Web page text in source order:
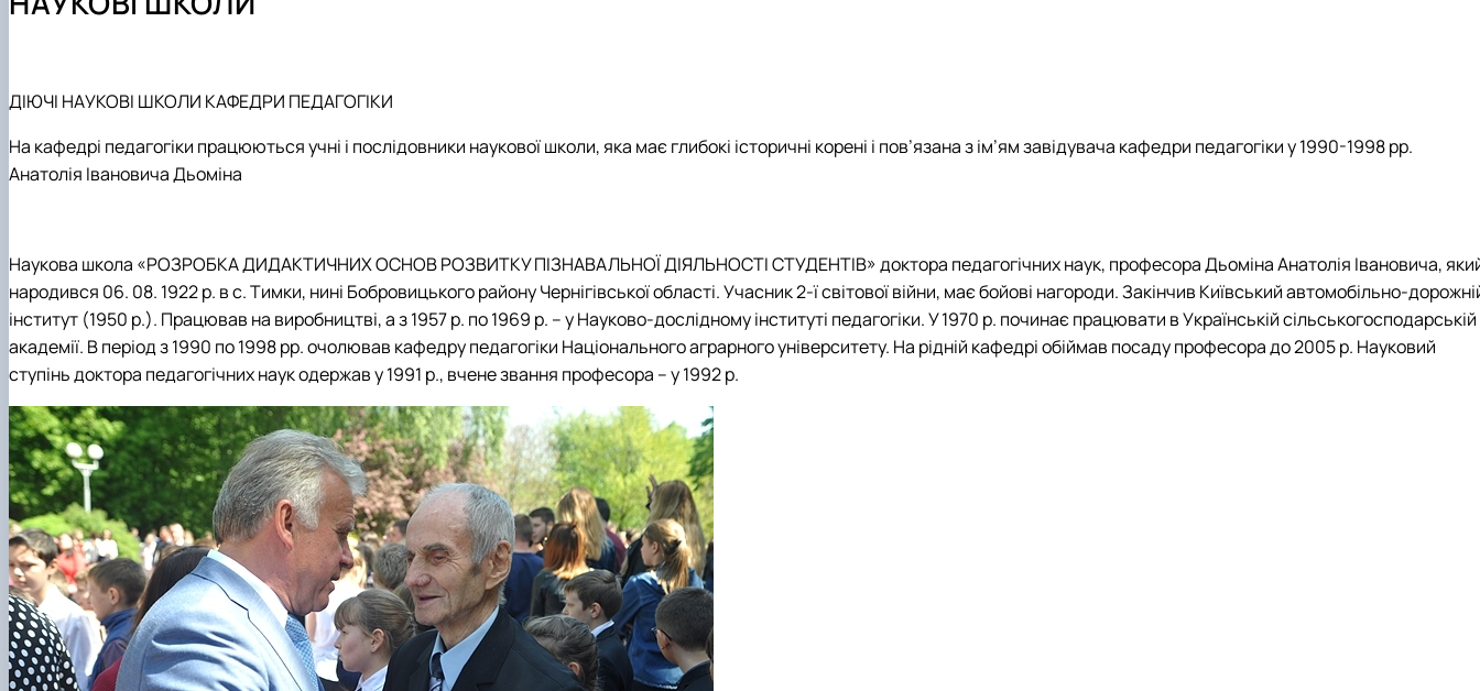
Міжнародна діяльність
Спеціальності аспірантури
Часті запитання та відповіді
Підготовчі курси до ЄВІ
Правила прийому 2026
Навчально-методичне забезпечення кафедри
Роботодавці
Результати неформальної освіти
Робочі програми ОП "Професійна освіта"
Аспірантура 011 Освітні, педагогічні науки
Школа молодого педагога
ДІЮЧІ НАУКОВІ ШКОЛИ КАФЕДРИ ПЕДАГОГІКИ
На кафедрі педагогіки працюються учні і послідовники наукової школи, яка має глибокі історичні корені і пов’язана з ім’ям завідувача кафедри педагогіки у 1990-1998 рр.
Анатолія Івановича Дьоміна
Наукова школа «РОЗРОБКА ДИДАКТИЧНИХ ОСНОВ РОЗВИТКУ ПІЗНАВАЛЬНОЇ ДІЯЛЬНОСТІ СТУДЕНТІВ» доктора педагогічних наук, професора Дьоміна Анатолія Івановича,
народився 06. 08. 1922 р. в с. Тимки, нині Бобровицького району Чернігівської області. Учасник 2-ї світової війни, має бойові нагороди. Закінчив Київський автомобільно-
інститут (1950 р.). Працював на виробництві, а з 1957 р. по 1969 р. – у Науково-дослідному інституті педагогіки. У 1970 р. починає працювати в Українській сільськогосподарській
академії. В період з 1990 по 1998 рр. очолював кафедру педагогіки Національного аграрного університету. На рідній кафедрі обіймав посаду професора до 2005 р. Науковий
ступінь доктора педагогічних наук одержав у 1991 р., вчене звання професора – у 1992 р.